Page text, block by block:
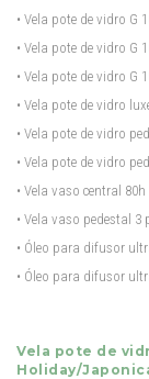
• Vela pote de vidro
• Vela pote de vidro G
• Vela pote de vidro G
• Vela pote de vidro
• Vela pote de vidro
• Vela pote de vidro
• Vela vaso central
• Vela vaso pedestal
• Óleo para difusor
• Óleo para difusor
Vela pote de
Holiday/